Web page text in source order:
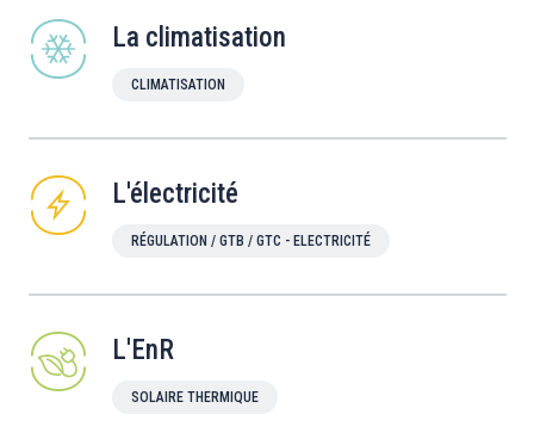
La climatisation
CLIMATISATION
L'électricité
RÉGULATION / GTB / GTC - ELECTRICITÉ
L'EnR
SOLAIRE THERMIQUE